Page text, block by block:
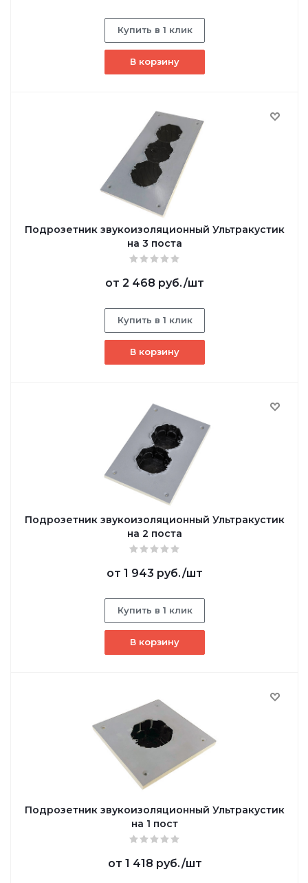
Купить в 1 клик
В корзину
Подрозетник звукоизоляционный Ультракустик
на 3 поста
от 2 468 руб./шт
Купить в 1 клик
В корзину
Подрозетник звукоизоляционный Ультракустик
на 2 поста
от 1 943 руб./шт
Купить в 1 клик
В корзину
Подрозетник звукоизоляционный Ультракустик
на 1 пост
от 1 418 руб./шт